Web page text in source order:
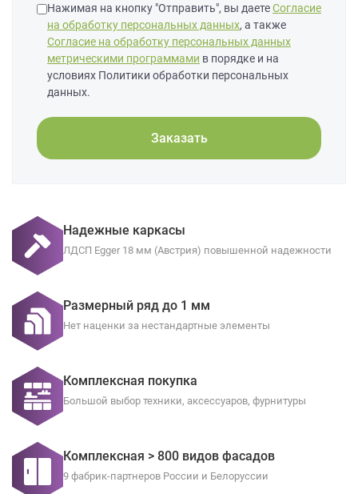
Нажимая на кнопку "Отправить", вы даетеСогласие
на обработку персональных данных, а также
Согласие на обработку персональных данных
метрическими программами в порядке и на
условиях Политики обработки персональных
данных.
Заказать
Надежные каркасы
ЛДСП Egger 18 мм (Австрия) повышенной надежности
Размерный ряд до 1 мм
Нет наценки за нестандартные элементы
Комплексная покупка
Большой выбор техники, аксессуаров, фурнитуры
Комплексная > 800 видов фасадов
9 фабрик-партнеров России и Белоруссии